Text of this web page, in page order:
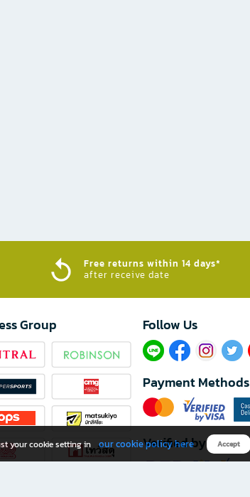
Free returns within 14 days*
after receive date
Group Follow Us​
Payment Methods
Verified by
your cookie setting in our cookie policy here Accept